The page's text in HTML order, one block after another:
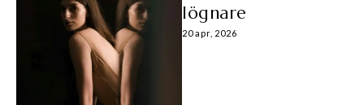
lögnare
20 apr, 2026